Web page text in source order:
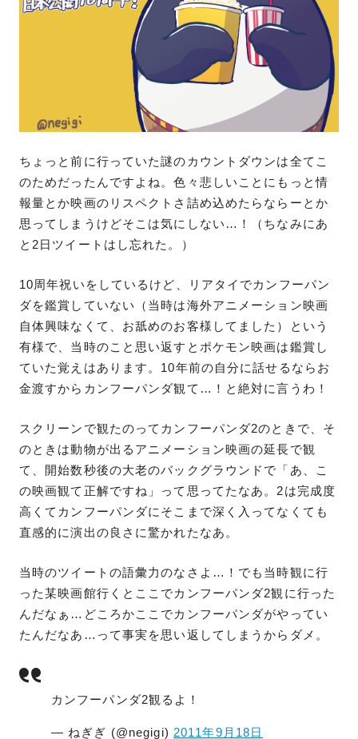
ちょっと前に行っていた謎のカウントダウンは全てこ
のためだったんですよね。色々悲しいことにもっと情
報量とか映画のリスペクトさ詰め込めたらならーとか
思ってしまうけどそこは気にしない…！（ちなみにあ
と2日ツイートはし忘れた。）
10周年祝いをしているけど、リアタイでカンフーパン
ダを鑑賞していない（当時は海外アニメーション映画
自体興味なくて、お舐めのお客様してました）という
有様で、当時のこと思い返すとポケモン映画は鑑賞し
ていた覚えはあります。10年前の自分に話せるならお
金渡すからカンフーパンダ観て…！と絶対に言うわ！
スクリーンで観たのってカンフーパンダ2のときで、そ
のときは動物が出るアニメーション映画の延長で観
て、開始数秒後の大老のバックグラウンドで「あ、こ
の映画観て正解ですね」って思ってたなあ。2は完成度
高くてカンフーパンダにそこまで深く入ってなくても
直感的に演出の良さに驚かれたなあ。
当時のツイートの語彙力のなさよ…！でも当時観に行
った某映画館行くとここでカンフーパンダ2観に行った
んだなぁ…どころかここでカンフーパンダがやってい
たんだなあ…って事実を思い返してしまうからダメ。
カンフーパンダ2観るよ！
— ねぎぎ (@negigi) 2011年9月18日